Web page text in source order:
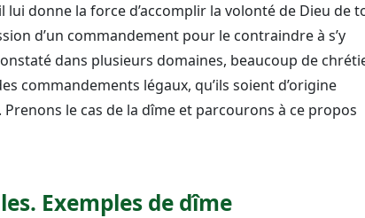
lui donne la force d’accomplir la volonté de Dieu de
d’un commandement pour le contraindre à s’y
dans plusieurs domaines, beaucoup de
commandements légaux, qu’ils soient d’origine
le cas de la dîme et parcourons à ce propos
Exemples de dîme